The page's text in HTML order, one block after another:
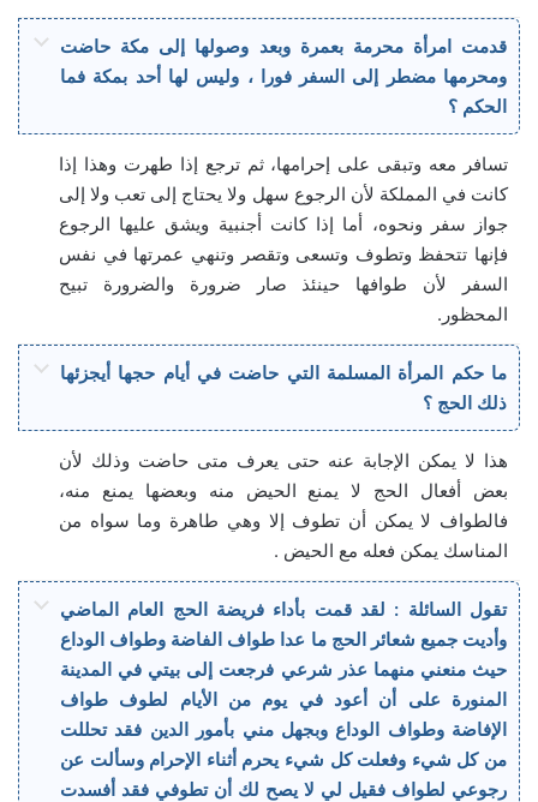
قدمت امرأة محرمة بعمرة وبعد وصولها إلى مكة حاضت
ومحرمها مضطر إلى السفر فورا ، وليس لها أحد بمكة فما
الحكم ؟
تسافر معه وتبقى على إحرامها، ثم ترجع إذا طهرت وهذا إذا
كانت في المملكة لأن الرجوع سهل ولا يحتاج إلى تعب ولا إلى
جواز سفر ونحوه، أما إذا كانت أجنبية ويشق عليها الرجوع
فإنها تتحفظ وتطوف وتسعى وتقصر وتنهي عمرتها في نفس
السفر لأن طوافها حينئذ صار ضرورة والضرورة تبيح
المحظور.
ما حكم المرأة المسلمة التي حاضت في أيام حجها أيجزئها
ذلك الحج ؟
هذا لا يمكن الإجابة عنه حتى يعرف متى حاضت وذلك لأن
بعض أفعال الحج لا يمنع الحيض منه وبعضها يمنع منه،
فالطواف لا يمكن أن تطوف إلا وهي طاهرة وما سواه من
المناسك يمكن فعله مع الحيض .
تقول السائلة : لقد قمت بأداء فريضة الحج العام الماضي
وأديت جميع شعائر الحج ما عدا طواف الفاضة وطواف الوداع
حيث منعني منهما عذر شرعي فرجعت إلى بيتي في المدينة
المنورة على أن أعود في يوم من الأيام لطوف طواف
الإفاضة وطواف الوداع وبجهل مني بأمور الدين فقد تحللت
من كل شيء وفعلت كل شيء يحرم أثناء الإحرام وسألت عن
رجوعي لطواف فقيل لي لا يصح لك أن تطوفي فقد أفسدت